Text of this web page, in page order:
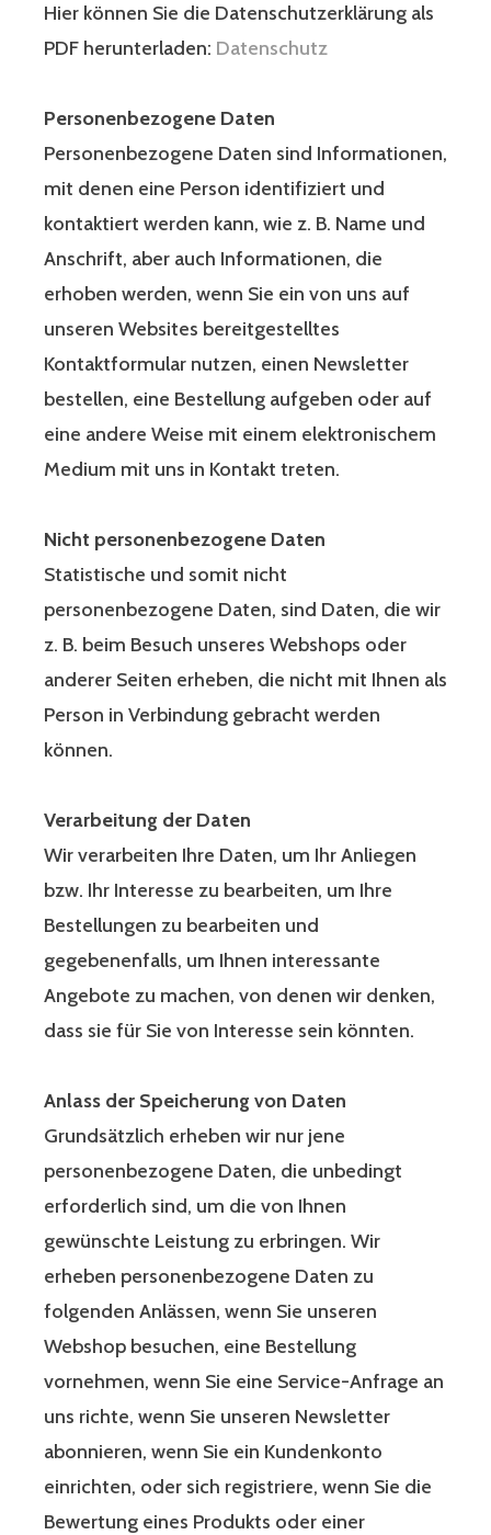
Hier können Sie die Datenschutzerklärung als
PDF herunterladen: Datenschutz
Personenbezogene Daten
Personenbezogene Daten sind Informationen,
mit denen eine Person identifiziert und
kontaktiert werden kann, wie z. B. Name und
Anschrift, aber auch Informationen, die
erhoben werden, wenn Sie ein von uns auf
unseren Websites bereitgestelltes
Kontaktformular nutzen, einen Newsletter
bestellen, eine Bestellung aufgeben oder auf
eine andere Weise mit einem elektronischem
Medium mit uns in Kontakt treten.
Nicht personenbezogene Daten
Statistische und somit nicht
personenbezogene Daten, sind Daten, die wir
z. B. beim Besuch unseres Webshops oder
anderer Seiten erheben, die nicht mit Ihnen als
Person in Verbindung gebracht werden
können.
Verarbeitung der Daten
Wir verarbeiten Ihre Daten, um Ihr Anliegen
bzw. Ihr Interesse zu bearbeiten, um Ihre
Bestellungen zu bearbeiten und
gegebenenfalls, um Ihnen interessante
Angebote zu machen, von denen wir denken,
dass sie für Sie von Interesse sein könnten.
Anlass der Speicherung von Daten
Grundsätzlich erheben wir nur jene
personenbezogene Daten, die unbedingt
erforderlich sind, um die von Ihnen
gewünschte Leistung zu erbringen. Wir
erheben personenbezogene Daten zu
folgenden Anlässen, wenn Sie unseren
Webshop besuchen, eine Bestellung
vornehmen, wenn Sie eine Service-Anfrage an
uns richte, wenn Sie unseren Newsletter
abonnieren, wenn Sie ein Kundenkonto
einrichten, oder sich registriere, wenn Sie die
Bewertung eines Produkts oder einer